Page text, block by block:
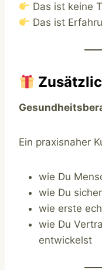
Das ist keine
Das ist
Ein praxisnaher
wie Du
wie Du
wie erste
wie Du
entwickelst